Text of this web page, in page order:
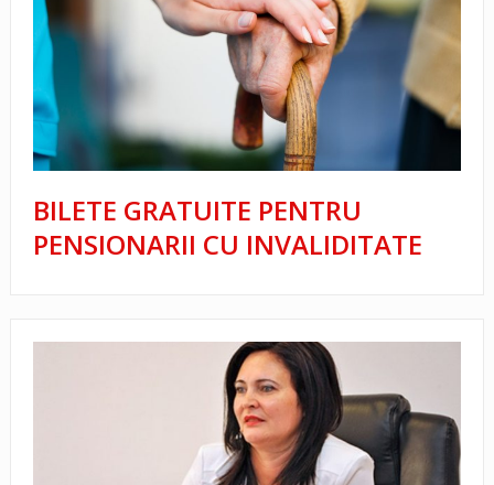
BILETE GRATUITE PENTRU
PENSIONARII CU INVALIDITATE